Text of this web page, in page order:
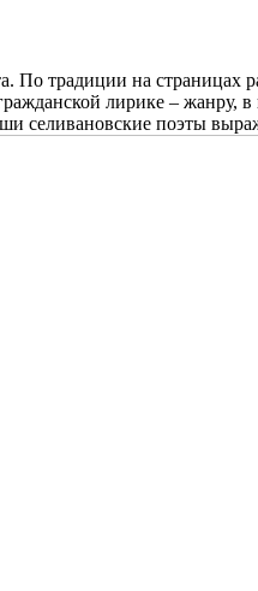
По традиции на
лирике – жанру,
селивановские поэты